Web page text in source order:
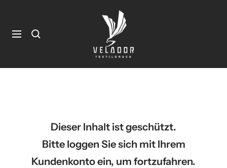
Navigation
Velador
Textildruck
Dieser Inhalt ist geschützt.
Bitte loggen Sie sich mit Ihrem
Kundenkonto ein, um fortzufahren.